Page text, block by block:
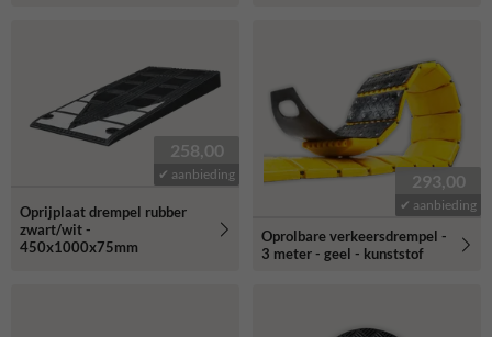
258,00
✔ aanbieding
Oprijplaat drempel rubber
zwart/wit -
450x1000x75mm
293,00
✔ aanbieding
Oprolbare verkeersdrempel -
3 meter - geel - kunststof